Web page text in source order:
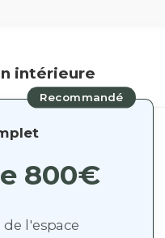
intérieure
Recommandé
800€
l'espace